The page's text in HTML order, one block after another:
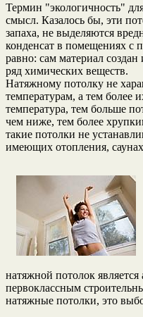
Термин "экологичность"
смысл. Казалось бы, эти
запаха, не выделяются
конденсат в помещениях
равно: сам материал
ряд химических веществ.
Натяжному потолку не
температурам, а тем более
температура, тем больше
чем ниже, тем более
такие потолки не
имеющих отопления,
натяжной потолок
первоклассным
натяжные потолки, это